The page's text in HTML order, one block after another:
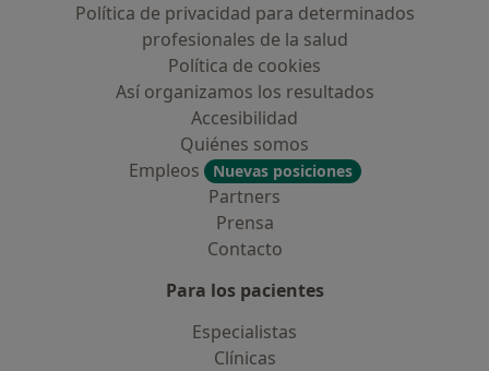
Política de privacidad para determinados
profesionales de la salud
Política de cookies
Así organizamos los resultados
Accesibilidad
Quiénes somos
Empleos
Nuevas posiciones
Partners
Prensa
Contacto
Para los pacientes
Especialistas
Clínicas